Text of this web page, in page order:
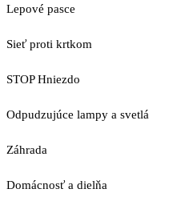
Lepové pasce
Sieť proti krtkom
STOP Hniezdo
Odpudzujúce lampy a svetlá
Záhrada
Domácnosť a dielňa